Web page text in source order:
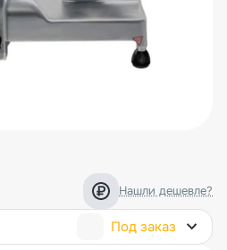
Нашли дешевле?
Под заказ